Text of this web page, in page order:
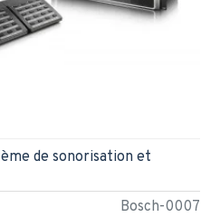
Bosch-0007
de sonorisation et